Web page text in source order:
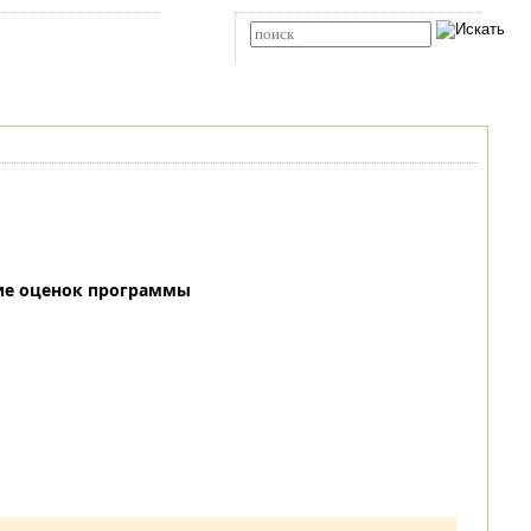
оценок программы